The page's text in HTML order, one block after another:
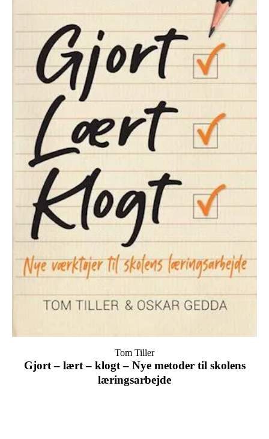
Gjort – lært – klogt – Nye metoder til skolens
læringsarbejde
Tom Tiller